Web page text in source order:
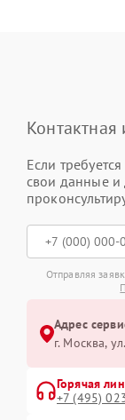
Если
свои данные и
Отправляя
Адрес
г. Москва,
Горячая
+7 (495)